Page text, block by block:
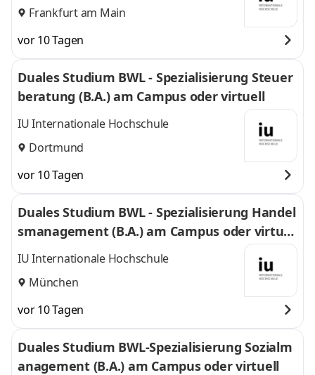
Frankfurt am Main
vor 10 Tagen
Duales Studium BWL - Spezialisierung Steuer
beratung (B.A.) am Campus oder virtuell
IU Internationale Hochschule
Dortmund
vor 10 Tagen
Duales Studium BWL - Spezialisierung Handel
smanagement (B.A.) am Campus oder virtuel
l
IU Internationale Hochschule
München
vor 10 Tagen
Duales Studium BWL-Spezialisierung Sozialm
anagement (B.A.) am Campus oder virtuell